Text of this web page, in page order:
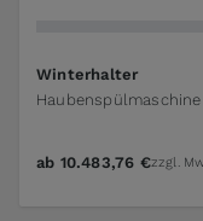
Winterhalter
Haubenspülmaschine
The price
ab 10.483,76 €zzgl.